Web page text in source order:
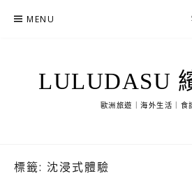
MENU
LULUDASU
歐洲旅遊｜海外生活｜食
標籤: 沈浸式體驗